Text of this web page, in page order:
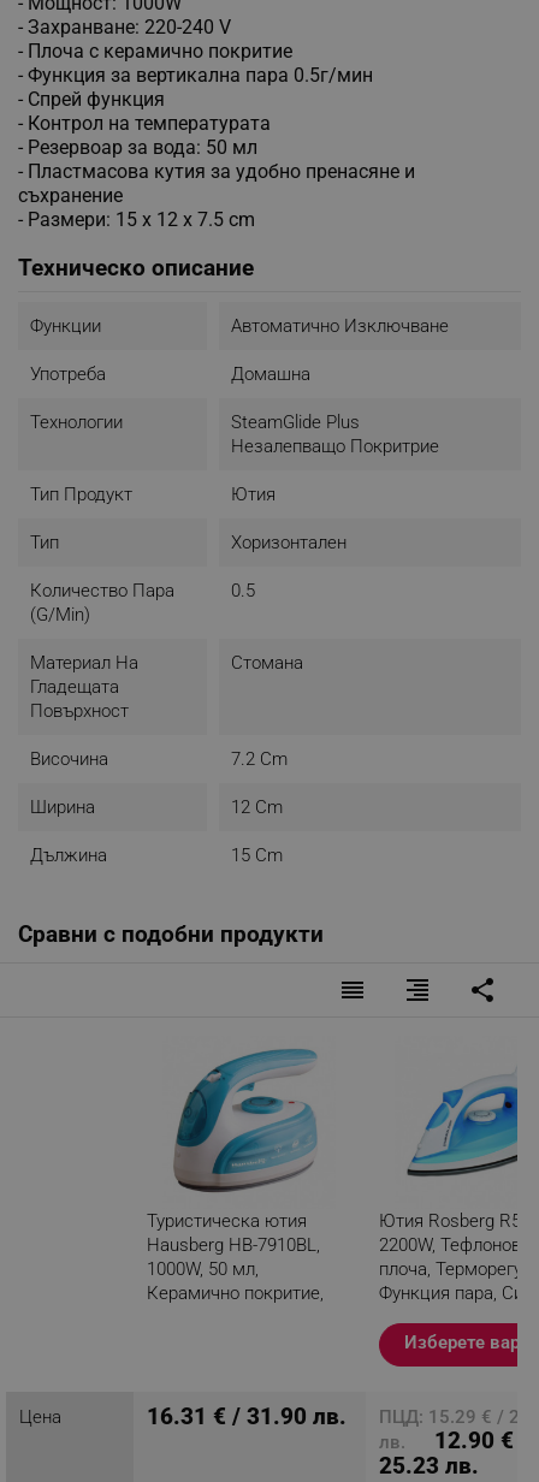
- Захранване: 220-240 V
- Плоча с керамично покритие
- Функция за вертикална пара 0.5г/мин
- Спрей функция
- Контрол на температурата
- Резервоар за вода: 50 мл
- Пластмасова кутия за удобно пренасяне и
съхранение
- Размери: 15 x 12 x 7.5 cm
Техническо описание
Функции Автоматично Изключване
Употреба Домашна
Технологии
SteamGlide Plus
Незалепващо Покритрие
Тип Продукт Ютия
Тип Хоризонтален
Количество Пара
(g/min)
0.5
Материал На
Гладещата
Повърхност
Стомана
Височина 7.2 Cm
Ширина 12 Cm
Дължина 15 Cm
Сравни с подобни продукти
reorder format_align_right share
Туристическа ютия
Hausberg HB-7910BL,
1000W, 50 мл,
Керамично покритие,
Ютия Rosberg
2200W, Тефлонова
плоча,
Функция пара,
Изберете
Цена 16.31 € / 31.90 лв.
ПЦД: 15.29 € /
лв.
12.90 € /
25.23 лв.